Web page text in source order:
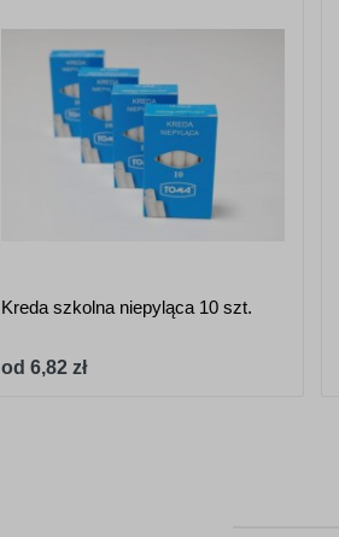
Kreda szkolna niepyląca 10 szt.
od 6,82 zł